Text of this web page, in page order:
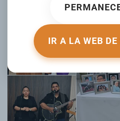
IR A LA WEB
ESCRITO POR TELENORD.COM EL